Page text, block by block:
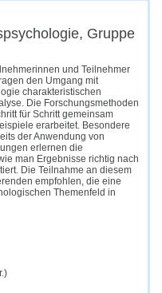
Gruppe
und Teilnehmer
den Umgang mit
charakteristischen
Die Forschungsmethoden
für Schritt gemeinsam
erarbeitet. Besondere
der Anwendung von
erlernen die
man Ergebnisse richtig nach
Die Teilnahme an diesem
empfohlen, die eine
Themenfeld in